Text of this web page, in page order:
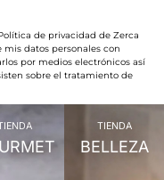
de privacidad de Zerca
datos personales con
por medios electrónicos así
sobre el tratamiento de
TIENDA
BELLEZA